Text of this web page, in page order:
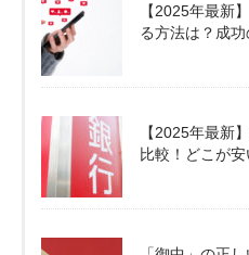
【2025年最新
る方法は？成
【2025年最新
比較！どこが